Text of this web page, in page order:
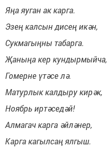
Яңа яуган ак карга.
Эзең калсын дисең икән,
Сукмагыңны табарга.
Җаныңа кер кундырмыйча,
Гомерне үтәсе лә.
Матурлык калдыру кирәк,
Ноябрь иртәседәй!
Алмагач карга әйләнер,
Карга кагылсаң ялгыш.